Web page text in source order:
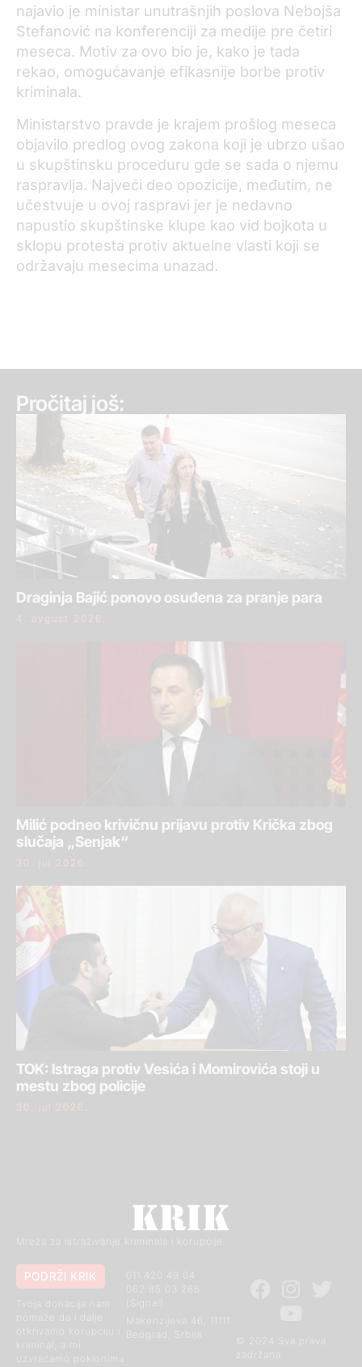
najavio je ministar unutrašnjih poslova Nebojša
Stefanović na konferenciji za medije pre četiri
meseca. Motiv za ovo bio je, kako je tada
rekao, omogućavanje efikasnije borbe protiv
kriminala.
Ministarstvo pravde je krajem prošlog meseca
objavilo predlog ovog zakona koji je ubrzo ušao
u skupštinsku proceduru gde se sada o njemu
raspravlja. Najveći deo opozicije, međutim, ne
učestvuje u ovoj raspravi jer je nedavno
napustio skupštinske klupe kao vid bojkota u
sklopu protesta protiv aktuelne vlasti koji se
održavaju mesecima unazad.
Pročitaj još:
Draginja Bajić ponovo osuđena za pranje para
4. avgust 2026.
Milić podneo krivičnu prijavu protiv Krička zbog
slučaja „Senjak“
30. jul 2026.
TOK: Istraga protiv Vesića i Momirovića stoji u
mestu zbog policije
30. jul 2026.
Mreža za istraživanje kriminala i korupcije
© 2024 Sva prava
011 420 43 04
Makenzijeva 46, 11111
PODRŽI KRIK
otkrivamo korupciju i
kriminal, a mi
uzvraćamo poklonima